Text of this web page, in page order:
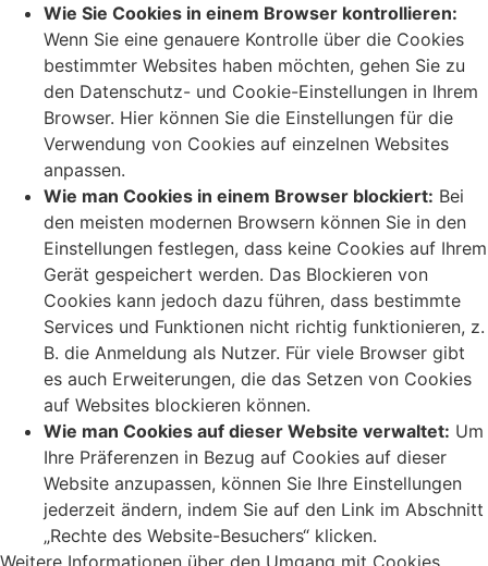
Wie Sie Cookies in einem Browser kontrollieren:
Wenn Sie eine genauere Kontrolle über die Cookies
bestimmter Websites haben möchten, gehen Sie zu
den Datenschutz- und Cookie-Einstellungen in Ihrem
Browser. Hier können Sie die Einstellungen für die
Verwendung von Cookies auf einzelnen Websites
anpassen.
Wie man Cookies in einem Browser blockiert: Bei
den meisten modernen Browsern können Sie in den
Einstellungen festlegen, dass keine Cookies auf Ihrem
Gerät gespeichert werden. Das Blockieren von
Cookies kann jedoch dazu führen, dass bestimmte
Services und Funktionen nicht richtig funktionieren, z.
B. die Anmeldung als Nutzer. Für viele Browser gibt
es auch Erweiterungen, die das Setzen von Cookies
auf Websites blockieren können.
Wie man Cookies auf dieser Website verwaltet: Um
Ihre Präferenzen in Bezug auf Cookies auf dieser
Website anzupassen, können Sie Ihre Einstellungen
jederzeit ändern, indem Sie auf den Link im Abschnitt
„Rechte des Website-Besuchers“ klicken.
Weitere Informationen über den Umgang mit Cookies